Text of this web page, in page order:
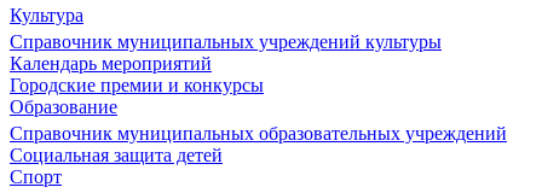
Культура
Справочник муниципальных учреждений культуры
Календарь мероприятий
Городские премии и конкурсы
Образование
Справочник муниципальных образовательных учреждений
Социальная защита детей
Спорт